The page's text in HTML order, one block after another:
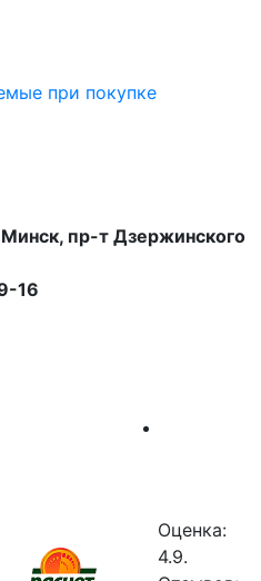
при покупке
пр-т Дзержинского
16
Оценка:
4.9.